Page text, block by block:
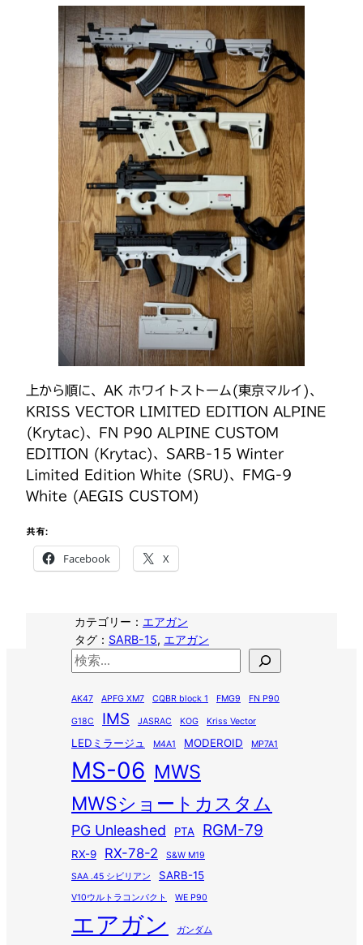
上から順に、AK ホワイトストーム(東京マルイ)、
KRISS VECTOR LIMITED EDITION ALPINE
(Krytac)、FN P90 ALPINE CUSTOM
EDITION (Krytac)、SARB-15 Winter
Limited Edition White (SRU)、FMG-9
White (AEGIS CUSTOM)
共有:
Facebook X
カテゴリー： エアガン
タグ： SARB-15, エアガン
検
AK47 APFG XM7 CQBR block 1 FMG9 FN P90
G18C IMS JASRAC KOG Kriss Vector
LEDミラージュ M4A1 MODEROID MP7A1
MS-06 MWS
MWSショートカスタム
PG Unleashed PTA RGM-79
RX-9 RX-78-2
S&W M19
SAA .45 シビリアン
SARB-15
V10ウルトラコンパクト WE P90
エアガン ガンダム